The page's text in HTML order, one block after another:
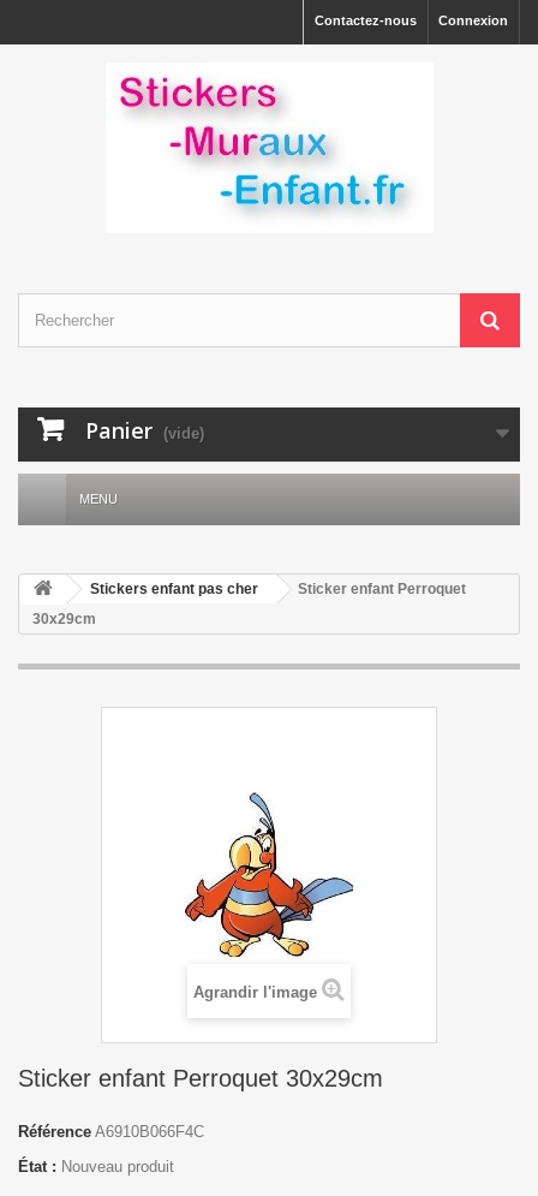
Connexion
Contactez-nous
Panier (vide)
MENU
Stickers enfant pas cher
Sticker enfant Perroquet
30x29cm
Agrandir l'image
Sticker enfant Perroquet 30x29cm
Référence A6910B066F4C
État : Nouveau produit